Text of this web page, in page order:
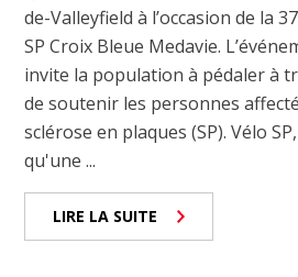
de-Valleyfield à l’occasion de la
SP Croix Bleue Medavie.
invite la population à pédaler à
de soutenir les personnes
sclérose en plaques (SP). Vélo
qu'une ...
LIRE LA SUITE